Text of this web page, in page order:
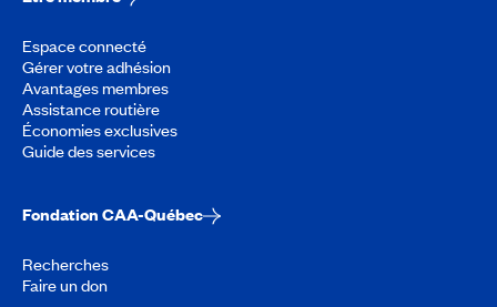
Espace connecté
Gérer votre adhésion
Avantages membres
Assistance routière
Économies exclusives
Guide des services
Fondation CAA-Québec
Recherches
Faire un don